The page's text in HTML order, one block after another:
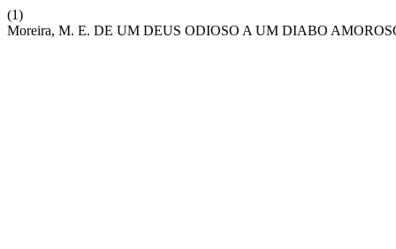
(1)
Moreira, M. E. DE UM DEUS ODIOSO A UM DIABO